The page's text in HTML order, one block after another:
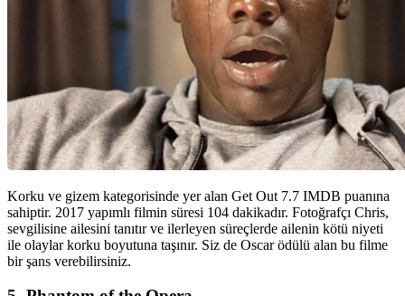
Korku ve gizem kategorisinde yer alan Get Out 7.7 IMDB puanına
sahiptir. 2017 yapımlı filmin süresi 104 dakikadır. Fotoğrafçı Chris,
sevgilisine ailesini tanıtır ve ilerleyen süreçlerde ailenin kötü niyeti
ile olaylar korku boyutuna taşınır. Siz de Oscar ödülü alan bu filme
bir şans verebilirsiniz.